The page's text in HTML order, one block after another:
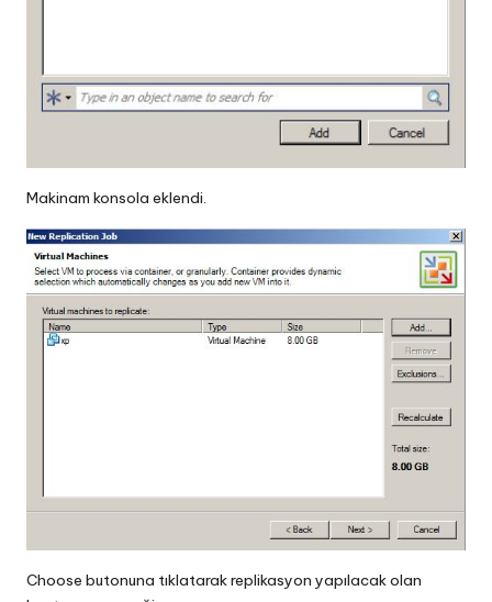
Makinam konsola eklendi.
Choose butonuna tıklatarak replikasyon yapılacak olan